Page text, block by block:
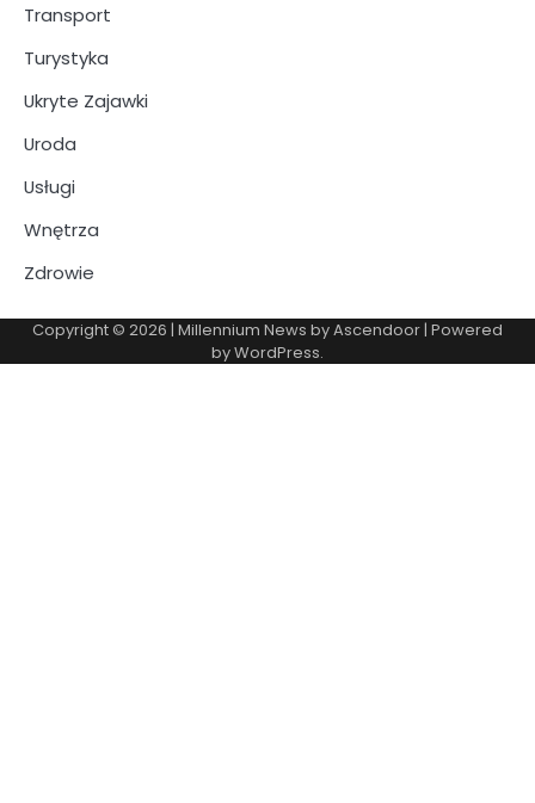
Transport
Turystyka
Ukryte Zajawki
Uroda
Usługi
Wnętrza
Zdrowie
Copyright © 2026 | Millennium News byAscendoor| Powered
byWordPress.